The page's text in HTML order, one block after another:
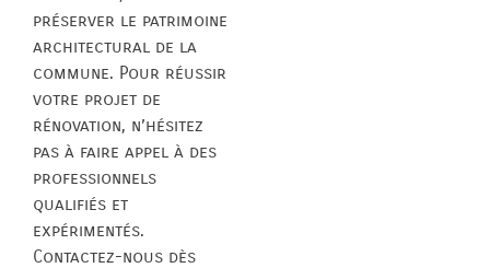
préserver le patrimoine
architectural de la
commune. Pour réussir
votre projet de
rénovation, n’hésitez
pas à faire appel à des
professionnels
qualifiés et
expérimentés.
Contactez-nous dès